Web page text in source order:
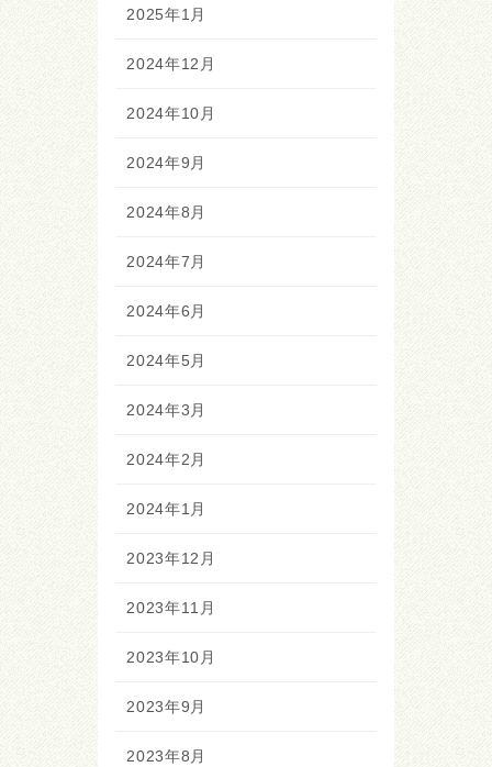
2025年1月
2024年12月
2024年10月
2024年9月
2024年8月
2024年7月
2024年6月
2024年5月
2024年3月
2024年2月
2024年1月
2023年12月
2023年11月
2023年10月
2023年9月
2023年8月